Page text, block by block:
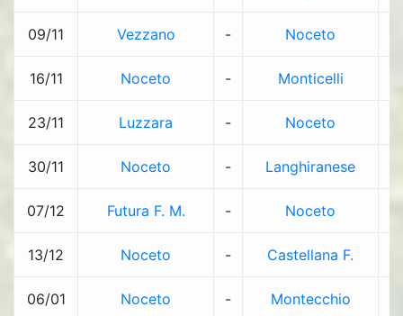
09/11 Vezzano - Noceto
16/11 Noceto - Monticelli
23/11 Luzzara - Noceto
30/11 Noceto - Langhiranese
07/12 Futura F. M. - Noceto
13/12 Noceto - Castellana F.
06/01 Noceto - Montecchio